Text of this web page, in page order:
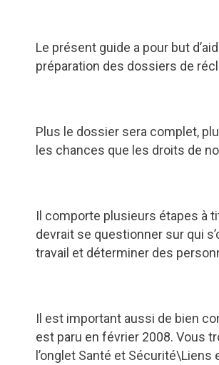
Le présent guide a pour but
préparation des dossiers de
Plus le dossier sera complet,
les chances que les droits de
Il comporte plusieurs étapes à
devrait se questionner sur qui
travail et déterminer des
Il est important aussi de bien
est paru en février 2008. Vous
l’onglet Santé et Sécurité\Liens